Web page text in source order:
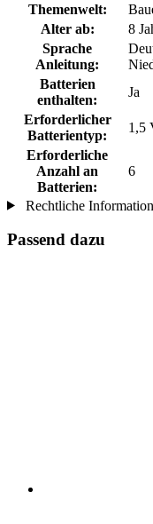
Themenwelt:
Alter ab:
8
Sprache
Anleitung:
Batterien
enthalten:
Ja
Erforderlicher
Batterientyp:
1,5
Erforderliche
Anzahl an
Batterien:
6
Rechtliche
Passend dazu